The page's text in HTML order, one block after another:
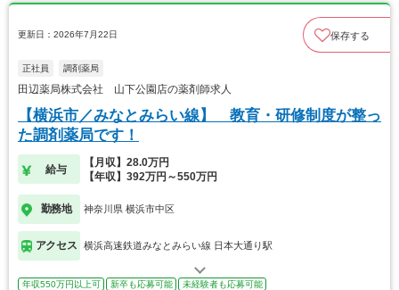
更新日：2026年7月22日 保存する
正社員 調剤薬局
田辺薬局株式会社 山下公園店の薬剤師求人
【横浜市／みなとみらい線】 教育・研修制度が整っ
た調剤薬局です！
給与
【月収】28.0万円
【年収】392万円～550万円
勤務地 神奈川県 横浜市中区
アクセス 横浜高速鉄道みなとみらい線 日本大通り駅
年収550万円以上可 新卒も応募可能
未経験者も応募可能